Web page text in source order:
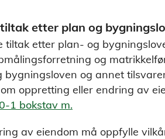
etter plan og
tiltak etter plan- og
og
og annet
oppretting eller endring av
1 bokstav m.
av eiendom må oppfylle